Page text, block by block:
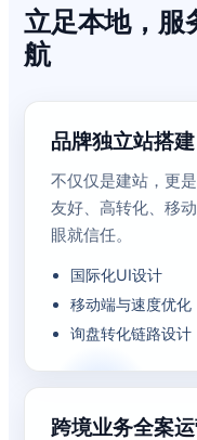
立足本地，服
航
品牌独立站搭建
不仅仅是建站，更
友好、高转化、移
眼就信任。
国际化UI设计
移动端与速度优化
询盘转化链路设计
跨境业务全案